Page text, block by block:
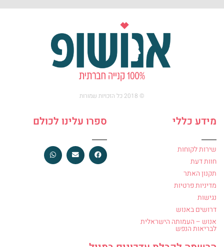
© 2018 כל הזכויות שמורות
מידע כללי
שירות לקוחות
חוות דעת
תקנון האתר
מדיניות פרטיות
נגישות
דרושים באנוש
אנוש – העמותה הישראלית
לבריאות הנפש
ספרו עלינו לכולם